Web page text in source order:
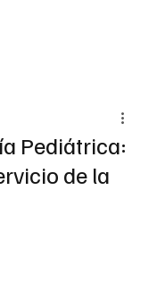
Pediátrica:
de la